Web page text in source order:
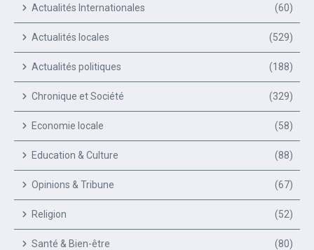
Actualités Internationales (60)
Actualités locales (529)
Actualités politiques (188)
Chronique et Société (329)
Economie locale (58)
Education & Culture (88)
Opinions & Tribune (67)
Religion (52)
Santé & Bien-être (80)